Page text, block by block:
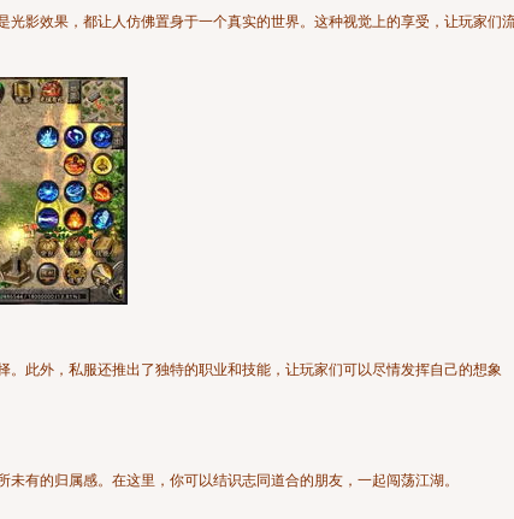
影效果，都让人仿佛置身于一个真实的世界。这种视觉上的享受，让玩家们
此外，私服还推出了独特的职业和技能，让玩家们可以尽情发挥自己的想象
有的归属感。在这里，你可以结识志同道合的朋友，一起闯荡江湖。